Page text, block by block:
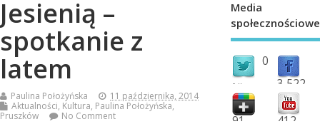
Jesienią –
spotkanie z
latem
Paulina Położyńska
11 października, 2014
Aktualności, Kultura, Paulina Położyńska,
Pruszków
No Comment
Media
społecznościowe
0
followers 3,522
fans
91 412